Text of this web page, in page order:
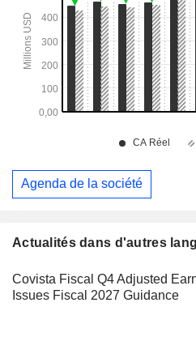
Actualités dans d'autres
Covista Fiscal Q4 Adjusted
Issues Fiscal 2027 Guidance
Agenda de la société